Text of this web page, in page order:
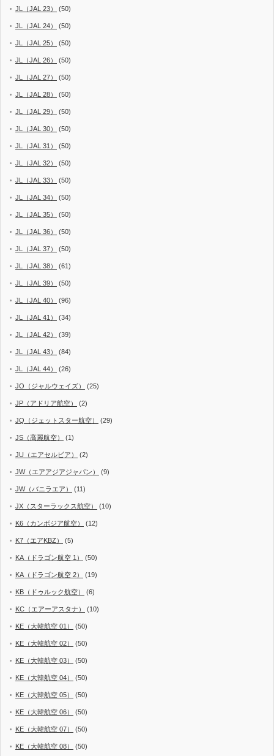
JL（JAL 23） (50)
JL（JAL 24） (50)
JL（JAL 25） (50)
JL（JAL 26） (50)
JL（JAL 27） (50)
JL（JAL 28） (50)
JL（JAL 29） (50)
JL（JAL 30） (50)
JL（JAL 31） (50)
JL（JAL 32） (50)
JL（JAL 33） (50)
JL（JAL 34） (50)
JL（JAL 35） (50)
JL（JAL 36） (50)
JL（JAL 37） (50)
JL（JAL 38） (61)
JL（JAL 39） (50)
JL（JAL 40） (96)
JL（JAL 41） (34)
JL（JAL 42） (39)
JL（JAL 43） (84)
JL（JAL 44） (26)
JO（ジャルウェイズ） (25)
JP（アドリア航空） (2)
JQ（ジェットスター航空） (29)
JS（高麗航空） (1)
JU（エアセルビア） (2)
JW（エアアジアジャパン） (9)
JW（バニラエア） (11)
JX（スターラックス航空） (10)
K6（カンボジア航空） (12)
K7（エアKBZ） (5)
KA（ドラゴン航空 1） (50)
KA（ドラゴン航空 2） (19)
KB（ドゥルック航空） (6)
KC（エアーアスタナ） (10)
KE（大韓航空 01） (50)
KE（大韓航空 02） (50)
KE（大韓航空 03） (50)
KE（大韓航空 04） (50)
KE（大韓航空 05） (50)
KE（大韓航空 06） (50)
KE（大韓航空 07） (50)
KE（大韓航空 08） (50)